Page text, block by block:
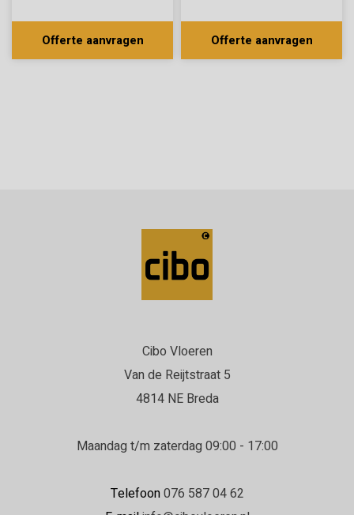
Offerte aanvragen Offerte aanvragen
Cibo Vloeren
Van de Reijtstraat 5
4814 NE Breda
Maandag t/m zaterdag 09:00 - 17:00
Telefoon076 587 04 62